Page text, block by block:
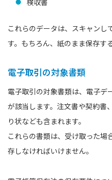
検収書
これらのデータは、スキャンし
す。もちろん、紙のまま保存す
電子取引の対象書類
電子取引の対象書類は、電子デ
が該当します。注文書や契約書
り状なども含まれます。
これらの書類は、受け取った場
存しなければいけません。